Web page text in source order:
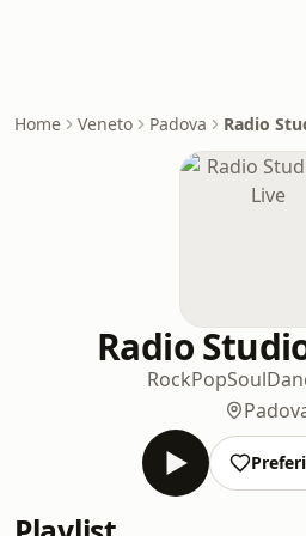
Home Veneto Padova Radio
Radio
RockPopSoul